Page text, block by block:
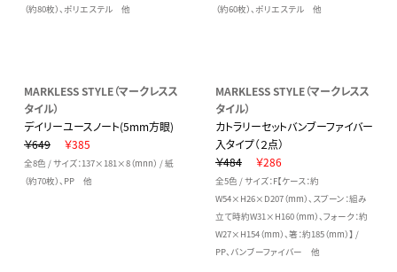
（約80枚）、ポリエステル 他
（約60枚）、ポリエステル 他
MARKLESS STYLE（マークレスス
タイル）
デイリーユースノート(5mm方眼)
￥649
￥385
全8色 / サイズ：137×181×8（mnn） / 紙
（約70枚）、PP 他
MARKLESS STYLE（マークレスス
タイル）
カトラリーセットバンブーファイバー
入タイプ（２点）
￥484
￥286
全5色 / サイズ：F【ケース：約
W54×H26×D207（mm）、スプーン：組み
立て時約W31×H160（mm）、フォーク：約
W27×H154（mm）、箸：約185（mm）】 /
PP、バンブーファイバー 他